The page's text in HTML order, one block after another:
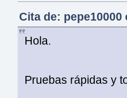
Cita de: pepe10000
Hola.
Pruebas rápidas y